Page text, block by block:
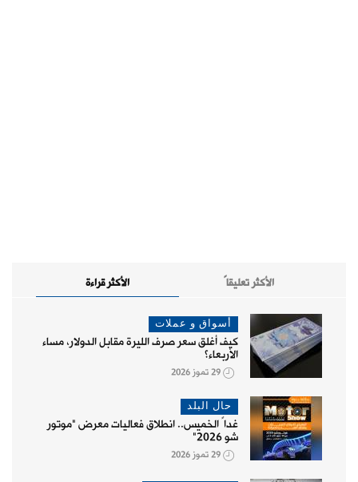
الأكثر قراءة الأكثر تعليقاً
أسواق و عملات
كيف أغلق سعر صرف الليرة مقابل الدولار، مساء
الأربعاء؟
29 تموز 2026
حال البلد
غداً الخميس.. انطلاق فعاليات معرض "موتور
شو 2026"
29 تموز 2026